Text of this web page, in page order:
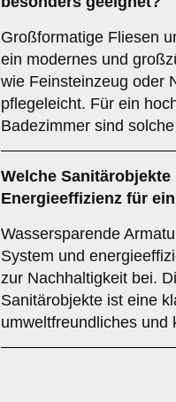
Großformatige Fliesen
ein modernes und
wie Feinsteinzeug oder
pflegeleicht. Für ein
Badezimmer sind
Welche Sanitärobjekte
Energieeffizienz für
Wassersparende
System und
zur Nachhaltigkeit bei.
Sanitärobjekte ist eine
umweltfreundliches und